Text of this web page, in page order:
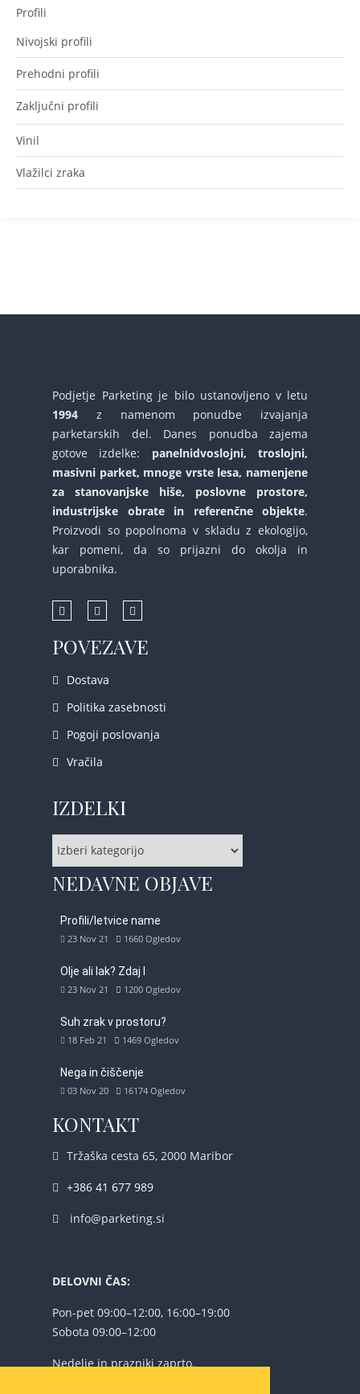
Profili
Nivojski profili
Prehodni profili
Zaključni profili
Vinil
Vlažilci zraka
Podjetje Parketing je bilo ustanovljeno v letu
1994 z namenom ponudbe izvajanja
parketarskih del. Danes ponudba zajema
gotove izdelke: panelnidvoslojni, troslojni,
masivni parket, mnoge vrste lesa, namenjene
za stanovanjske hiše, poslovne prostore,
industrijske obrate in referenčne objekte.
Proizvodi so popolnoma v skladu z ekologijo,
kar pomeni, da so prijazni do okolja in
uporabnika.
POVEZAVE
Dostava
Politika zasebnosti
Pogoji poslovanja
Vračila
IZDELKI
NEDAVNE OBJAVE
Profili/letvice name
23 Nov 21 1660 Ogledov
Olje ali lak? Zdaj l
23 Nov 21 1200 Ogledov
Suh zrak v prostoru?
18 Feb 21 1469 Ogledov
Nega in čiščenje
03 Nov 20 16174 Ogledov
KONTAKT
Tržaška cesta 65, 2000 Maribor
+386 41 677 989
info@parketing.si
DELOVNI ČAS:
Pon-pet 09:00–12:00, 16:00–19:00
Sobota 09:00–12:00
Nedelje in prazniki zaprto.